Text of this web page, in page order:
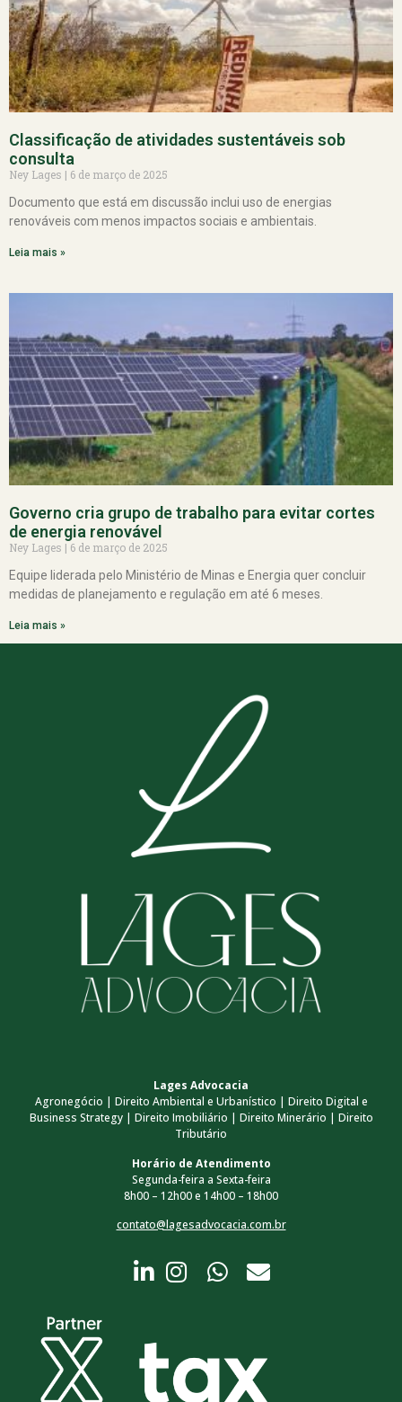
Classificação de atividades sustentáveis sob
consulta
Ney Lages
6 de março de 2025
Documento que está em discussão inclui uso de energias
renováveis com menos impactos sociais e ambientais.
Leia mais »
Governo cria grupo de trabalho para evitar cortes
de energia renovável
Ney Lages
6 de março de 2025
Equipe liderada pelo Ministério de Minas e Energia quer concluir
medidas de planejamento e regulação em até 6 meses.
Leia mais »
Lages Advocacia
Agronegócio | Direito Ambiental e Urbanístico | Direito Digital e
Business Strategy | Direito Imobiliário | Direito Minerário | Direito
Tributário
Horário de Atendimento
Segunda-feira a Sexta-feira
8h00 – 12h00 e 14h00 – 18h00
contato@lagesadvocacia.com.br